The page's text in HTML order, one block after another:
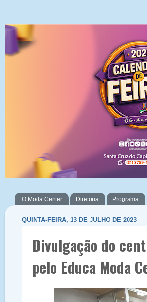
O Moda Center Diretoria Programa
QUINTA-FEIRA, 13 DE JULHO DE 2023
Divulgação do
pelo Educa Moda